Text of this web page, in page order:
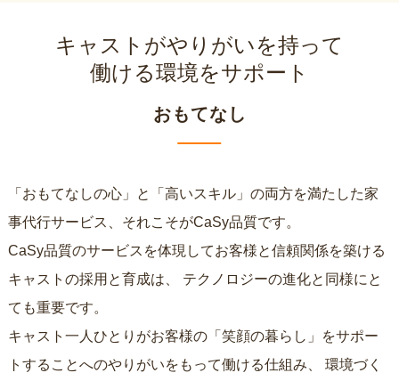
キャストがやりがいを持って
働ける環境をサポート
おもてなし
「おもてなしの心」と「高いスキル」の両方を満たした家
事代行サービス、それこそがCaSy品質です。
CaSy品質のサービスを体現してお客様と信頼関係を築ける
キャストの採用と育成は、
ても重要です。
キャスト一人ひとりがお客様の「笑顔の暮らし」をサポー
トすることへのやりがいをもって働ける仕組み、